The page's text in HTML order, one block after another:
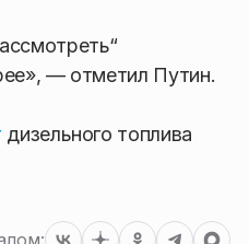
— отметил Путин.
дизельного топлива